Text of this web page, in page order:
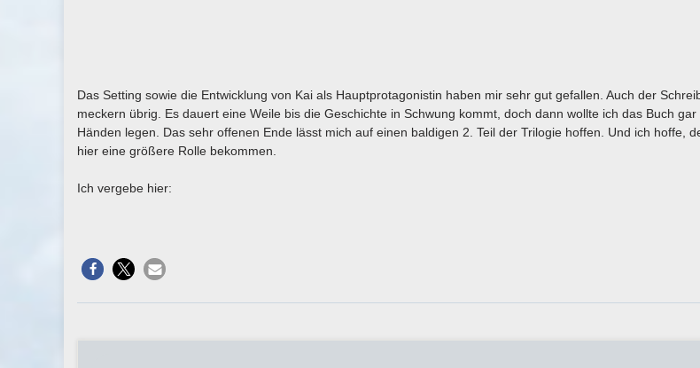
Das Setting sowie die Entwicklung von Kai als Hauptprotagonistin haben mir sehr gut gefallen. Auch der
meckern übrig. Es dauert eine Weile bis die Geschichte in Schwung kommt, doch dann wollte ich das Buch
Händen legen. Das sehr offenen Ende lässt mich auf einen baldigen 2. Teil der Trilogie hoffen. Und ich hoffe,
hier eine größere Rolle bekommen.
Ich vergebe hier: